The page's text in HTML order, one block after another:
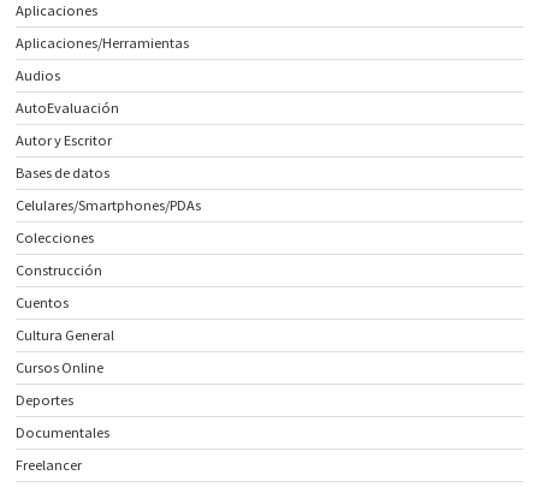
Aplicaciones
Aplicaciones/Herramientas
Audios
AutoEvaluación
Autor y Escritor
Bases de datos
Celulares/Smartphones/PDAs
Colecciones
Construcción
Cuentos
Cultura General
Cursos Online
Deportes
Documentales
Freelancer